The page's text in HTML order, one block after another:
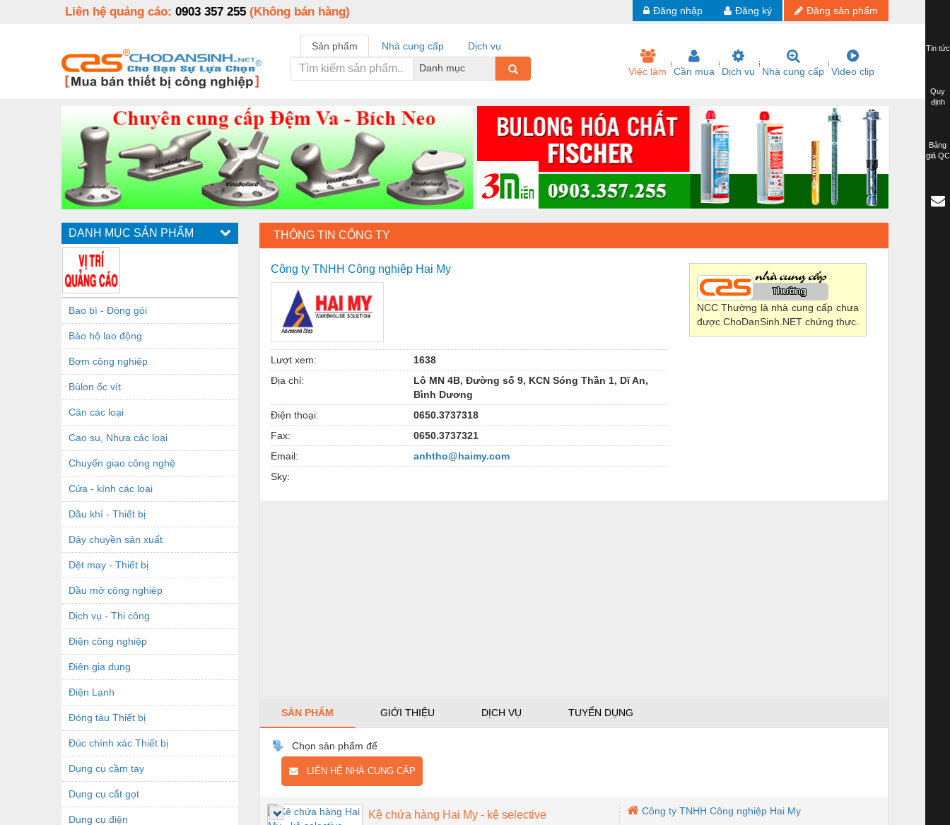
Liên hệ quảng cáo: 0903 357 255 (Không bán hàng) Đăng sản phẩm
Đăng ký
Đăng nhập
Sản phẩm Nhà cung cấp
Dịch vụ
Danh mục
Việc làm Cần mua Dịch vụ Nhà cung cấp Video clip
DANH MỤC SẢN PHẨM
Bao bì - Đóng gói
Bảo hộ lao động
Bơm công nghiệp
Bùlon ốc vít
Cân các loại
Cao su, Nhựa các loại
Chuyển giao công nghệ
Cửa - kính các loại
Dầu khí - Thiết bị
Dây chuyền sản xuất
Dệt may - Thiết bị
Dầu mỡ công nghiệp
Dịch vụ - Thi công
Điện công nghiệp
Điện gia dụng
Điện Lạnh
Đóng tàu Thiết bị
Đúc chính xác Thiết bị
Dụng cụ cầm tay
Dụng cụ cắt gọt
Dụng cụ điện
THÔNG TIN CÔNG TY
Công ty TNHH Công nghiệp Hai My
Lượt xem:
1638
Địa chỉ:
Lô MN 4B, Đường số 9, KCN Sóng Thần 1, Dĩ An,
Bình Dương
Điện thoại:
0650.3737318
Fax:
0650.3737321
Email:
anhtho@haimy.com
Sky:
NCC Thường là nhà cung cấp chưa
được ChoDanSinh.NET chứng thực.
SẢN PHẨM GIỚI THIỆU DỊCH VỤ TUYỂN DỤNG
Chọn sản phẩm để
LIÊN HỆ NHÀ CUNG CẤP
Kệ chứa hàng Hai My - kệ selective Công ty TNHH Công nghiệp Hai My
Tin tức
Quy
định
Bảng
giá QC